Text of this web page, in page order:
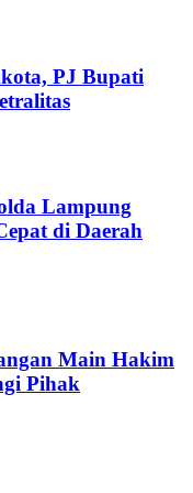
PJ Bupati
Lampung
di Daerah
Main Hakim
Pihak